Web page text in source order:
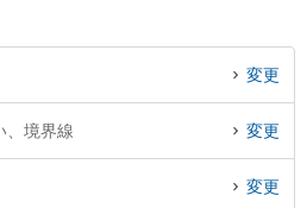
変更
、境界線 変更
変更